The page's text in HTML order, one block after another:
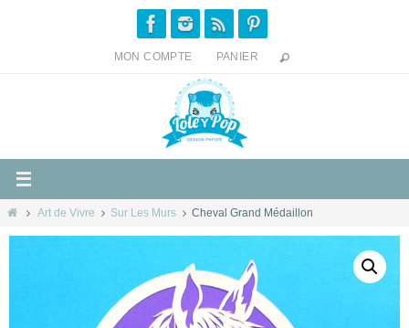
MON COMPTE PANIER
HomeArt de Vivre Sur Les Murs Cheval Grand Médaillon